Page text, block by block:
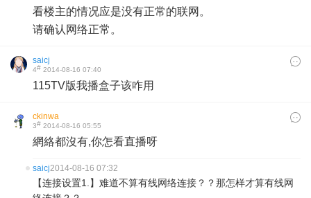
看楼主的情况应是没有正常的联网。
请确认网络正常。
saicj
4# 2014-08-16 07:40
115TV版我播盒子该咋用
ckinwa
3# 2014-08-16 05:55
網絡都沒有,你怎看直播呀
saicj2014-08-16 07:32
【连接设置1.】难道不算有线网络连接？？那怎样才算有线网